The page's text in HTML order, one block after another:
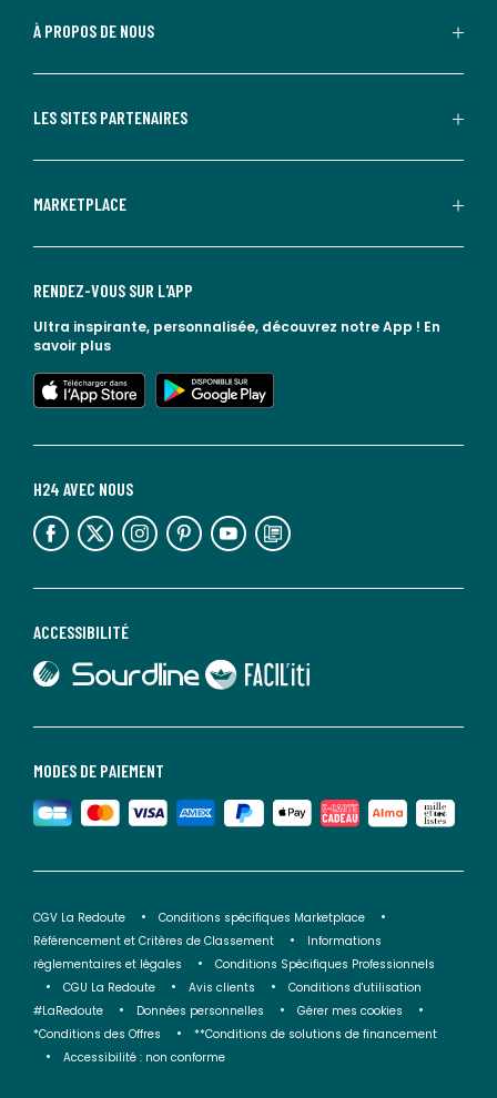
À PROPOS DE NOUS
LES SITES PARTENAIRES
MARKETPLACE
MODES DE PAIEMENT
ACCESSIBILITÉ
lien vers Sourdline
lien vers Faciliti
H24 AVEC NOUS
lien vers l'espace réseaux sociaux lien vers l'espace réseaux sociaux lien vers l'espace réseaux sociaux lien vers l'espace réseaux sociaux lien vers l'espace réseaux sociaux lien vers le blog la redoute
RENDEZ-VOUS SUR L'APP
Ultra inspirante, personnalisée, découvrez notre App ! En
savoir plus
lien vers l'app store
lien vers google play
CGV La Redoute
Conditions spécifiques Marketplace
Référencement et Critères de Classement
Informations
réglementaires et légales
Conditions Spécifiques Professionnels
CGU La Redoute
Avis clients
Conditions d'utilisation
#LaRedoute
Données personnelles
Gérer mes cookies
*Conditions des Offres
**Conditions de solutions de financement
Accessibilité : non conforme